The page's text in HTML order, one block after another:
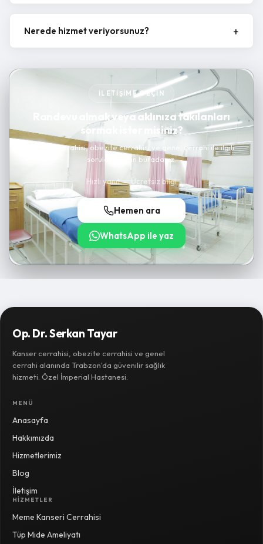
Nerede hizmet veriyorsunuz?
İLETIŞIME GEÇIN
Randevu almak veya aklınıza takılanları
sormak ister misiniz?
Kanser cerrahisi, obezite cerrahisi ve genel cerrahi ile ilgili
sorularınız için buradayız.
Hızlı yanıt — Ücretsiz bilgi
Hemen ara
WhatsApp ile yaz
Op. Dr. Serkan Tayar
Kanser cerrahisi, obezite cerrahisi ve genel
cerrahi alanında Trabzon'da güvenilir sağlık
hizmeti. Özel İmperial Hastanesi.
MENÜ
Anasayfa
Hakkımızda
Hizmetlerimiz
Blog
İletişim
HIZMETLER
Meme Kanseri Cerrahisi
Tüp Mide Ameliyatı